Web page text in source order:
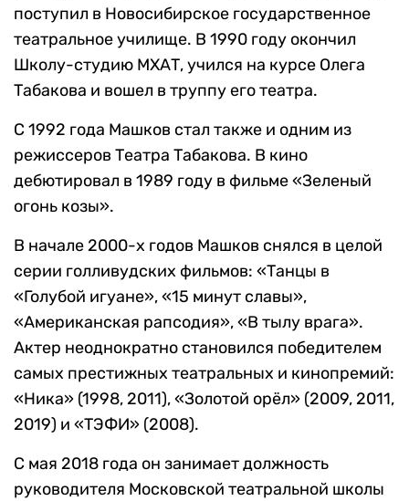
поступил в Новосибирское государственное
театральное училище. В 1990 году окончил
Школу-студию МХАТ, учился на курсе Олега
Табакова и вошел в труппу его театра.
С 1992 года Машков стал также и одним из
режиссеров Театра Табакова. В кино
дебютировал в 1989 году в фильме «Зеленый
огонь козы».
В начале 2000-х годов Машков снялся в целой
серии голливудских фильмов: «Танцы в
«Голубой игуане», «15 минут славы»,
«Американская рапсодия», «В тылу врага».
Актер неоднократно становился победителем
самых престижных театральных и кинопремий:
«Ника» (1998, 2011), «Золотой орёл» (2009, 2011,
2019) и «ТЭФИ» (2008).
С мая 2018 года он занимает должность
руководителя Московской театральной школы